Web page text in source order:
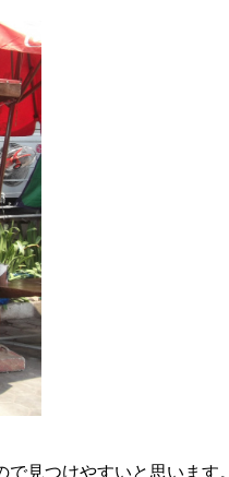
見つけやすいと思います。